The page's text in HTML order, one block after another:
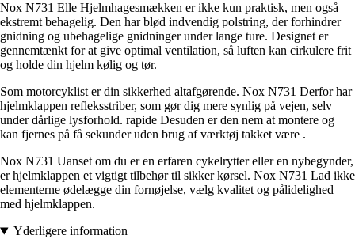
Nox N731 Elle Hjelmhagesmækken er ikke kun praktisk, men også
ekstremt behagelig. Den har blød indvendig polstring, der forhindrer
gnidning og ubehagelige gnidninger under lange ture. Designet er
gennemtænkt for at give optimal ventilation, så luften kan cirkulere frit
og holde din hjelm kølig og tør.
Som motorcyklist er din sikkerhed altafgørende. Nox N731 Derfor har
hjelmklappen refleksstriber, som gør dig mere synlig på vejen, selv
under dårlige lysforhold. rapide Desuden er den nem at montere og
kan fjernes på få sekunder uden brug af værktøj takket være .
Nox N731 Uanset om du er en erfaren cykelrytter eller en nybegynder,
er hjelmklappen et vigtigt tilbehør til sikker kørsel. Nox N731 Lad ikke
elementerne ødelægge din fornøjelse, vælg kvalitet og pålidelighed
med hjelmklappen.
Yderligere information